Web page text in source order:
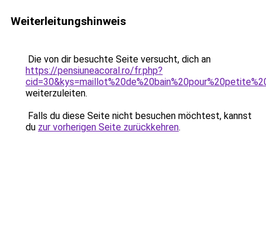
Weiterleitungshinweis
Die von dir besuchte Seite versucht, dich an
https://pensiuneacoral.ro/fr.php?
weiterzuleiten.
Falls du diese Seite nicht besuchen möchtest, kannst
du zur vorherigen Seite zurückkehren.